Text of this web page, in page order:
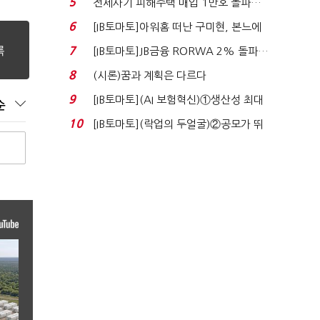
전세사기 피해주택 매입 1만호 돌파…
누적 피해자 4만2...
6
[IB토마토]아워홈 떠난 구미현, 본느에
340억 베팅…가...
7
[IB토마토]JB금융 RORWA 2% 돌파…
실적 견인은 은행 ...
8 (시론)꿈과 계획은 다르다
9
[IB토마토](AI 보험혁신)①생산성 최대
80% 개선…현실...
10
[IB토마토](락업의 두얼굴)②공모가 뛰